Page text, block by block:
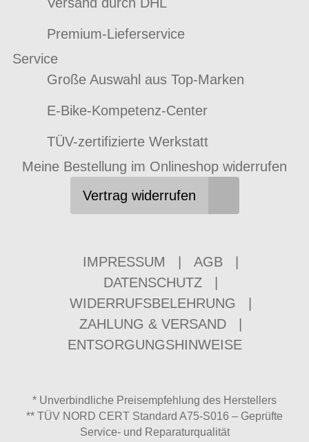
Premium-Lieferservice
Service
Große Auswahl aus Top-Marken
E-Bike-Kompetenz-Center
TÜV-zertifizierte Werkstatt
Meine Bestellung im Onlineshop widerrufen
Vertrag widerrufen
IMPRESSUM AGB
DATENSCHUTZ
WIDERRUFSBELEHRUNG
ZAHLUNG & VERSAND
ENTSORGUNGSHINWEISE
* Unverbindliche Preisempfehlung des Herstellers
** TÜV NORD CERT Standard A75-S016 – Geprüfte
Service- und Reparaturqualität